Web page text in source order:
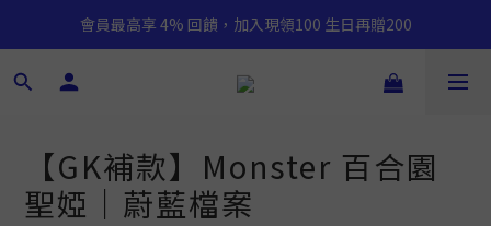
會員最高享 4% 回饋，加入現領100 生日再贈200
【GK補款】Monster 百合園
聖婭｜蔚藍檔案